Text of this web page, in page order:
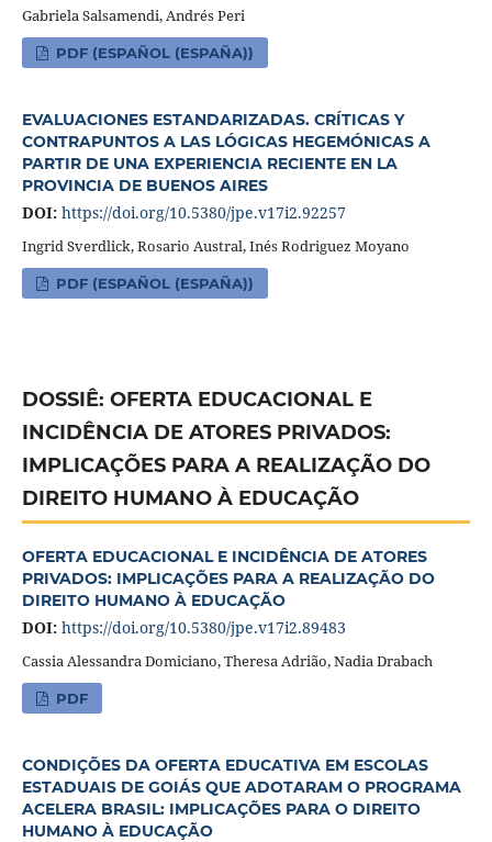
Gabriela Salsamendi, Andrés Peri
PDF (ESPAÑOL (ESPAÑA))
EVALUACIONES ESTANDARIZADAS. CRÍTICAS Y
CONTRAPUNTOS A LAS LÓGICAS HEGEMÓNICAS A
PARTIR DE UNA EXPERIENCIA RECIENTE EN LA
PROVINCIA DE BUENOS AIRES
DOI: https://doi.org/10.5380/jpe.v17i2.92257
Ingrid Sverdlick, Rosario Austral, Inés Rodriguez Moyano
PDF (ESPAÑOL (ESPAÑA))
DOSSIÊ: OFERTA EDUCACIONAL E
INCIDÊNCIA DE ATORES PRIVADOS:
IMPLICAÇÕES PARA A REALIZAÇÃO DO
DIREITO HUMANO À EDUCAÇÃO
OFERTA EDUCACIONAL E INCIDÊNCIA DE ATORES
PRIVADOS: IMPLICAÇÕES PARA A REALIZAÇÃO DO
DIREITO HUMANO À EDUCAÇÃO
DOI: https://doi.org/10.5380/jpe.v17i2.89483
Cassia Alessandra Domiciano, Theresa Adrião, Nadia Drabach
PDF
CONDIÇÕES DA OFERTA EDUCATIVA EM ESCOLAS
ESTADUAIS DE GOIÁS QUE ADOTARAM O PROGRAMA
ACELERA BRASIL: IMPLICAÇÕES PARA O DIREITO
HUMANO À EDUCAÇÃO